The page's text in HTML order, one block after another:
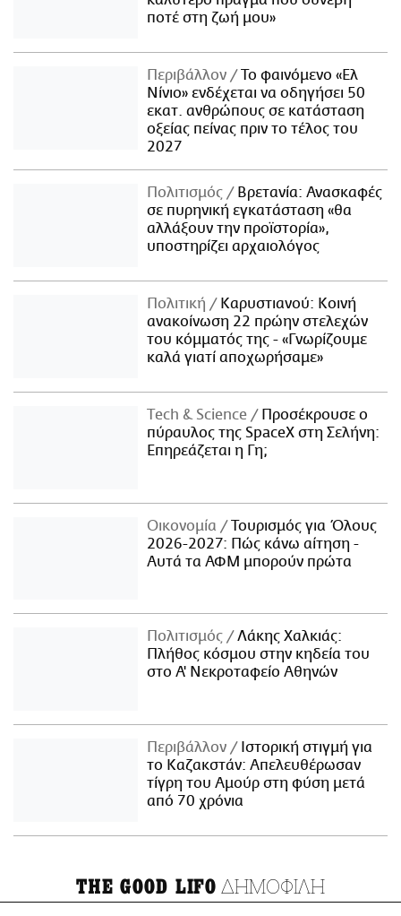
ποτέ στη ζωή μου»
Περιβάλλον
Το φαινόμενο «Ελ
Νίνιο» ενδέχεται να οδηγήσει 50
εκατ. ανθρώπους σε κατάσταση
οξείας πείνας πριν το τέλος του
2027
Πολιτισμός
Βρετανία: Ανασκαφές
σε πυρηνική εγκατάσταση «θα
αλλάξουν την προϊστορία»,
υποστηρίζει αρχαιολόγος
Πολιτική
Καρυστιανού: Κοινή
ανακοίνωση 22 πρώην στελεχών
του κόμματός της - «Γνωρίζουμε
καλά γιατί αποχωρήσαμε»
Τech & Science
Προσέκρουσε ο
πύραυλος της SpaceX στη Σελήνη:
Επηρεάζεται η Γη;
Οικονομία
Τουρισμός για Όλους
2026-2027: Πώς κάνω αίτηση -
Αυτά τα ΑΦΜ μπορούν πρώτα
Πολιτισμός
Λάκης Χαλκιάς:
Πλήθος κόσμου στην κηδεία του
στο Α' Νεκροταφείο Αθηνών
Περιβάλλον
Ιστορική στιγμή για
το Καζακστάν: Απελευθέρωσαν
τίγρη του Αμούρ στη φύση μετά
από 70 χρόνια
THE GOOD LIFO ΔΗΜΟΦΙΛΗ